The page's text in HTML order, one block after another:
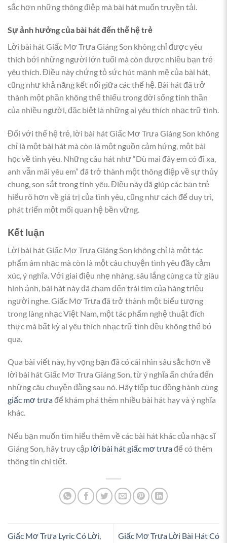
sắc hơn những thông điệp mà bài hát muốn truyền tải.
Sự ảnh hưởng của bài hát đến thế hệ trẻ
Lời bài hát Giấc Mơ Trưa Giáng Son không chỉ được yêu
thích bởi những người lớn tuổi mà còn được nhiều bạn trẻ
yêu thích. Điều này chứng tỏ sức hút mạnh mẽ của bài hát,
cũng như khả năng kết nối giữa các thế hệ. Bài hát đã trở
thành một phần không thể thiếu trong đời sống tinh thần
của nhiều người, đặc biệt là những ai yêu thích nhạc trữ tình.
Đối với thế hệ trẻ, lời bài hát Giấc Mơ Trưa Giáng Son không
chỉ là một bài hát mà còn là một nguồn cảm hứng, một bài
học về tình yêu. Những câu hát như “Dù mai đây em có đi xa,
anh vẫn mãi yêu em” đã trở thành một thông điệp về sự thủy
chung, son sắt trong tình yêu. Điều này đã giúp các bạn trẻ
hiểu rõ hơn về giá trị của tình yêu, cũng như cách để duy trì,
phát triển một mối quan hệ bền vững.
Kết luận
Lời bài hát Giấc Mơ Trưa Giáng Son không chỉ là một tác
phẩm âm nhạc mà còn là một câu chuyện tình yêu đầy cảm
xúc, ý nghĩa. Với giai điệu nhẹ nhàng, sâu lắng cùng ca từ giàu
hình ảnh, bài hát này đã chạm đến trái tim của hàng triệu
người nghe. Giấc Mơ Trưa đã trở thành một biểu tượng
trong làng nhạc Việt Nam, một tác phẩm nghệ thuật đích
thực mà bất kỳ ai yêu thích nhạc trữ tình đều không thể bỏ
qua.
Qua bài viết này, hy vọng bạn đã có cái nhìn sâu sắc hơn về
lời bài hát Giấc Mơ Trưa Giáng Son, từ ý nghĩa ẩn chứa đến
những câu chuyện đằng sau nó. Hãy tiếp tục đồng hành cùng
giấc mơ trưađể khám phá thêm nhiều bài hát hay và ý nghĩa
khác.
Nếu bạn muốn tìm hiểu thêm về các bài hát khác của nhạc sĩ
Giáng Son, hãy truy cập lời bài hát giấc mơ trưađể có thêm
thông tin chi tiết.
Giấc Mơ Trưa Lyric Có Lời,
Giấc Mơ Trưa Lời Bài Hát Có